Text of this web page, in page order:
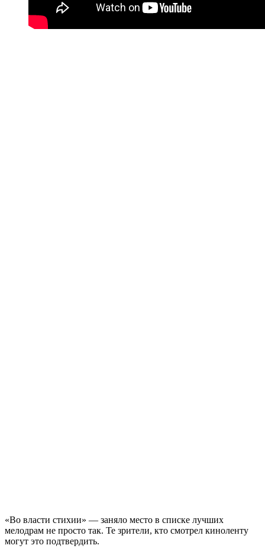
«Во власти стихии» — заняло место в списке лучших
мелодрам не просто так. Те зрители, кто смотрел киноленту
могут это подтвердить.